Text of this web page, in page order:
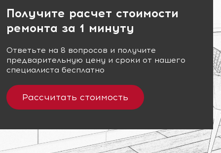
Получите расчет стоимости
ремонта за 1 минуту
Ответьте на 8 вопросов и получите
предварительную цену и сроки от нашего
специалиста бесплатно
Рассчитать стоимость